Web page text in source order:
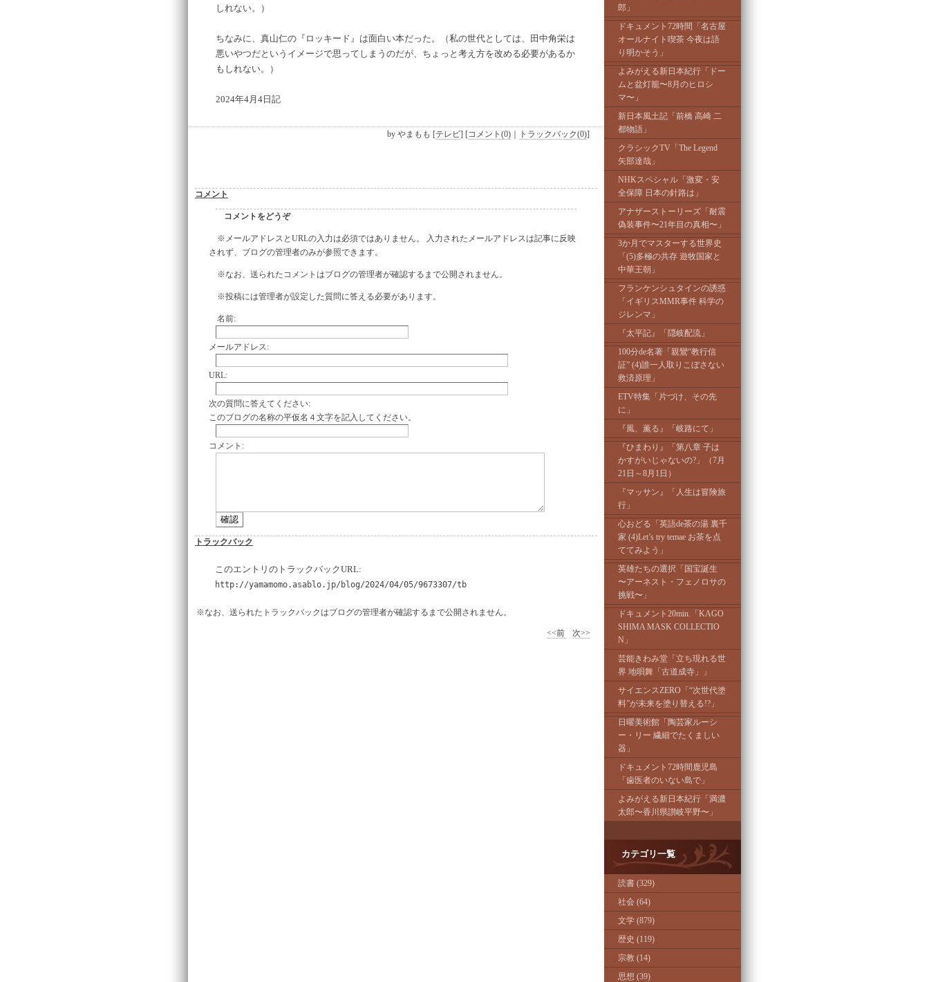
しれない。）
ちなみに、真山仁の『ロッキード』は面白い本だった。（私の世代としては、田中角栄は
悪いやつだというイメージで思ってしまうのだが、ちょっと考え方を改める必要があるか
もしれない。）
2024年4月4日記
by やまもも [テレビ] [コメント(0) トラックバック(0)]
コメント
コメントをどうぞ
※メールアドレスとURLの入力は必須ではありません。 入力されたメールアドレスは記事に反映
されず、ブログの管理者のみが参照できます。
※なお、送られたコメントはブログの管理者が確認するまで公開されません。
※投稿には管理者が設定した質問に答える必要があります。
名前:
メールアドレス:
URL:
次の質問に答えてください:
このブログの名称の平仮名４文字を記入してください。
コメント:
トラックバック
このエントリのトラックバックURL:
http://yamamomo.asablo.jp/blog/2024/04/05/9673307/tb
※なお、送られたトラックバックはブログの管理者が確認するまで公開されません。
<<前 次>>
郎」
ドキュメント72時間「名古屋
オールナイト喫茶 今夜は語
り明かそう」
よみがえる新日本紀行「ドー
ムと盆灯籠〜8月のヒロシ
マ〜」
新日本風土記「前橋 高崎 二
都物語」
クラシックTV「The Legend
矢部達哉」
NHKスペシャル「激変・安
全保障 日本の針路は」
アナザーストーリーズ「耐震
偽装事件〜21年目の真相〜」
3か月でマスターする世界史
「(5)多極の共存 遊牧国家と
中華王朝」
フランケンシュタインの誘惑
「イギリスMMR事件 科学の
ジレンマ」
『太平記』「隠岐配流」
100分de名著「親鸞“教行信
証” (4)誰一人取りこぼさない
救済原理」
ETV特集「片づけ、その先
に」
『風、薫る』「岐路にて」
『ひまわり』「第八章 子は
かすがいじゃないの?」（7月
21日～8月1日）
『マッサン』「人生は冒険旅
行」
心おどる「英語de茶の湯 裏千
家 (4)Let’s try temae お茶を点
ててみよう」
英雄たちの選択「国宝誕生
〜アーネスト・フェノロサの
挑戦〜」
ドキュメント20min.「KAGO
SHIMA MASK COLLECTIO
N」
芸能きわみ堂「立ち現れる世
界 地唄舞「古道成寺」」
サイエンスZERO「“次世代塗
料”が未来を塗り替える!?」
日曜美術館「陶芸家ルーシ
ー・リー 繊細でたくましい
器」
ドキュメント72時間鹿児島
「歯医者のいない島で」
よみがえる新日本紀行「満濃
太郎〜香川県讃岐平野〜」
カテゴリ一覧
読書 (329)
社会 (64)
文学 (879)
歴史 (119)
宗教 (14)
思想 (39)